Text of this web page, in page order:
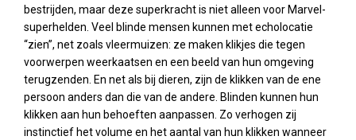
bestrijden, maar deze superkracht is niet alleen voor Marvel-
superhelden. Veel blinde mensen kunnen met echolocatie
“zien”, net zoals vleermuizen: ze maken klikjes die tegen
voorwerpen weerkaatsen en een beeld van hun omgeving
terugzenden. En net als bij dieren, zijn de klikken van de ene
persoon anders dan die van de andere. Blinden kunnen hun
klikken aan hun behoeften aanpassen. Zo verhogen zij
instinctief het volume en het aantal van hun klikken wanneer